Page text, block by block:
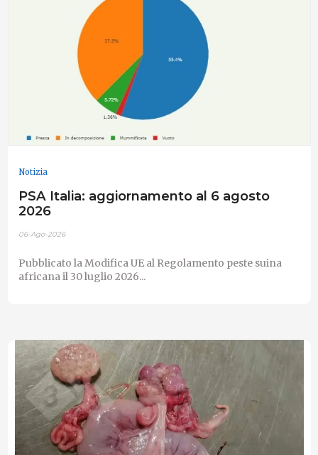
Notizia
PSA Italia: aggiornamento al 6 agosto
2026
06-Ago-2026
Pubblicato la Modifica UE al Regolamento peste suina
africana il 30 luglio 2026...